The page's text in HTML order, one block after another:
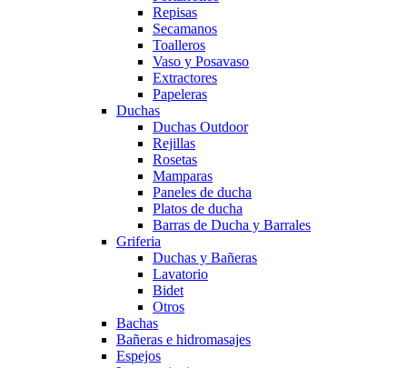
Repisas
Secamanos
Toalleros
Vaso y Posavaso
Extractores
Papeleras
Duchas
Duchas Outdoor
Rejillas
Rosetas
Mamparas
Paneles de ducha
Platos de ducha
Barras de Ducha y Barrales
Griferia
Duchas y Bañeras
Lavatorio
Bidet
Otros
Bachas
Bañeras e hidromasajes
Espejos